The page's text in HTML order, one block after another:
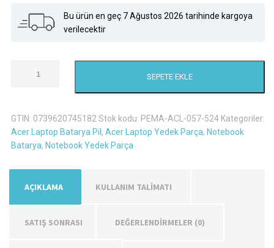
Bu ürün en geç 7 Ağustos 2026 tarihinde kargoya
verilecektir
Travelmate
Laptop
Batarya
Pil
SEPETE EKLE
GTIN: 0739620745182 Stok kodu: PEMA-ACL-057-524 Kategoriler:
Acer Laptop Batarya Pil , Acer Laptop Yedek Parça, Notebook
Batarya, Notebook Yedek Parça
AÇIKLAMA KULLANIM TALİMATI
SATIŞ SONRASI DEĞERLENDIRMELER (0)